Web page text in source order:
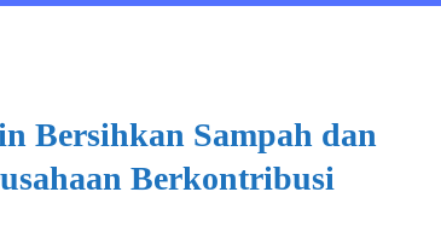
Bersihkan Sampah dan
Berkontribusi